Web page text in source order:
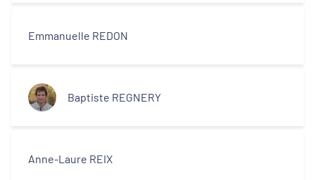
Emmanuelle REDON
Baptiste REGNERY
Anne-Laure REIX